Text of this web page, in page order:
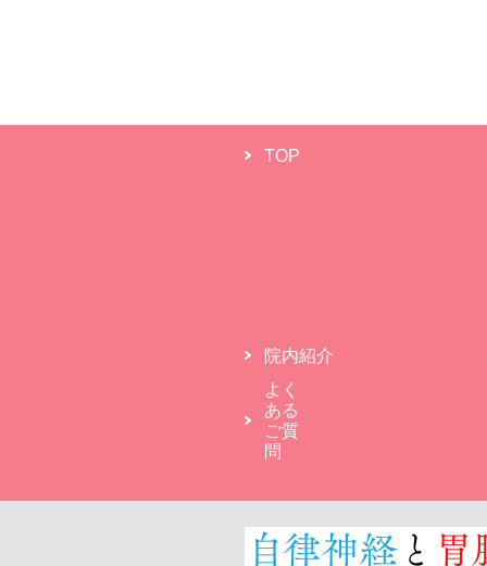
TOP
院内紹介
よく
ある
ご質
問